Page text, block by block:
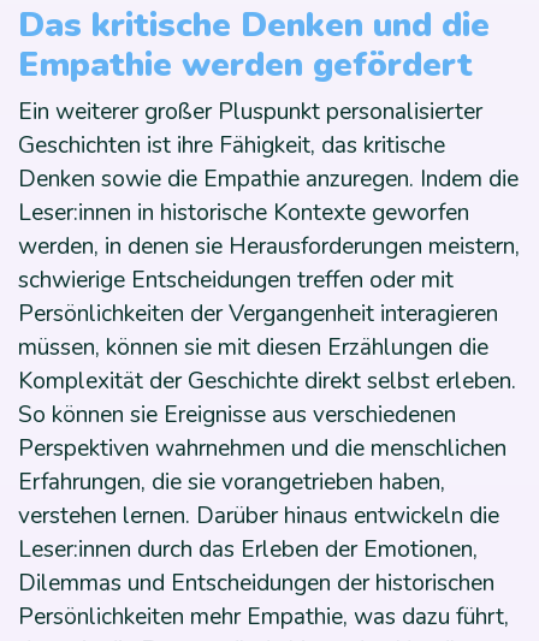
Das kritische Denken und die
Empathie werden gefördert
Ein weiterer großer Pluspunkt personalisierter
Geschichten ist ihre Fähigkeit, das kritische
Denken sowie die Empathie anzuregen. Indem die
Leser:innen in historische Kontexte geworfen
werden, in denen sie Herausforderungen meistern,
schwierige Entscheidungen treffen oder mit
Persönlichkeiten der Vergangenheit interagieren
müssen, können sie mit diesen Erzählungen die
Komplexität der Geschichte direkt selbst erleben.
So können sie Ereignisse aus verschiedenen
Perspektiven wahrnehmen und die menschlichen
Erfahrungen, die sie vorangetrieben haben,
verstehen lernen. Darüber hinaus entwickeln die
Leser:innen durch das Erleben der Emotionen,
Dilemmas und Entscheidungen der historischen
Persönlichkeiten mehr Empathie, was dazu führt,